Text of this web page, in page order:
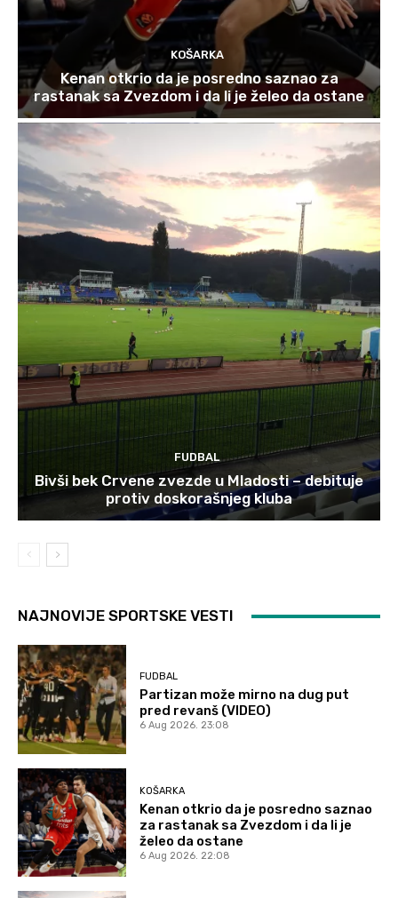
KOŠARKA
Kenan otkrio da je posredno saznao za
rastanak sa Zvezdom i da li je želeo da ostane
FUDBAL
Bivši bek Crvene zvezde u Mladosti – debituje
protiv doskorašnjeg kluba
NAJNOVIJE SPORTSKE VESTI
FUDBAL
Partizan može mirno na dug put
pred revanš (VIDEO)
6 Aug 2026. 23:08
KOŠARKA
Kenan otkrio da je posredno saznao
za rastanak sa Zvezdom i da li je
želeo da ostane
6 Aug 2026. 22:08